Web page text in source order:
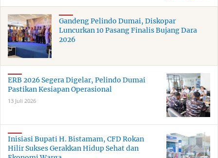
Gandeng Pelindo Dumai, Diskopar
Luncurkan 10 Pasang Finalis Bujang Dara
2026
ERB 2026 Segera Digelar, Pelindo Dumai
Pastikan Kesiapan Operasional
13 Juli 2026
Inisiasi Bupati H. Bistamam, CFD Rokan
Hilir Sukses Gerakkan Hidup Sehat dan